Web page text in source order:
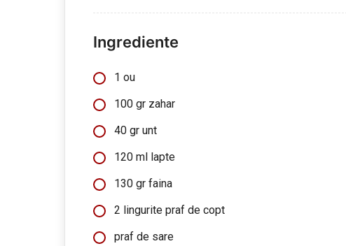
Ingrediente
1 ou
100 gr zahar
40 gr unt
120 ml lapte
130 gr faina
2 lingurite praf de copt
praf de sare